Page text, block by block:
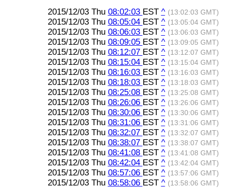
2015/12/03 Thu 08:02:03 EST ^ (13:02:03 GMT)
2015/12/03 Thu 08:05:04 EST ^ (13:05:04 GMT)
2015/12/03 Thu 08:06:03 EST ^ (13:06:03 GMT)
2015/12/03 Thu 08:09:05 EST ^ (13:09:05 GMT)
2015/12/03 Thu 08:12:07 EST ^ (13:12:07 GMT)
2015/12/03 Thu 08:15:04 EST ^ (13:15:04 GMT)
2015/12/03 Thu 08:16:03 EST ^ (13:16:03 GMT)
2015/12/03 Thu 08:18:03 EST ^ (13:18:03 GMT)
2015/12/03 Thu 08:25:08 EST ^ (13:25:08 GMT)
2015/12/03 Thu 08:26:06 EST ^ (13:26:06 GMT)
2015/12/03 Thu 08:30:06 EST ^ (13:30:06 GMT)
2015/12/03 Thu 08:31:06 EST ^ (13:31:06 GMT)
2015/12/03 Thu 08:32:07 EST ^ (13:32:07 GMT)
2015/12/03 Thu 08:38:07 EST ^ (13:38:07 GMT)
2015/12/03 Thu 08:41:08 EST ^ (13:41:08 GMT)
2015/12/03 Thu 08:42:04 EST ^ (13:42:04 GMT)
2015/12/03 Thu 08:57:06 EST ^ (13:57:06 GMT)
2015/12/03 Thu 08:58:06 EST ^ (13:58:06 GMT)